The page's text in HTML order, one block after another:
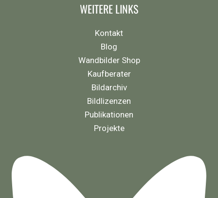
WEITERE LINKS
Kontakt
Blog
Wandbilder Shop
Kaufberater
Bildarchiv
Bildlizenzen
Publikationen
Projekte